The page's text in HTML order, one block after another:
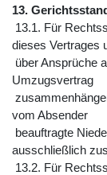
13.
13.1. Für
dieses Vertrages
über Ansprüche
Umzugsvertrag
vom Absender
beauftragte
ausschließlich
13.2. Für